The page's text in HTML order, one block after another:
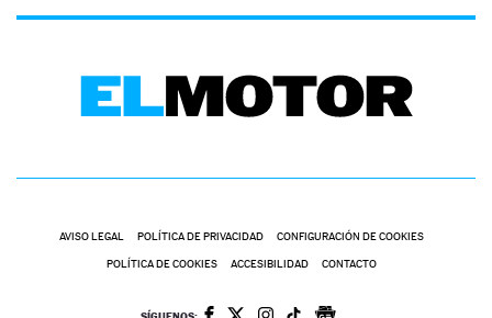
AVISO LEGAL POLÍTICA DE PRIVACIDAD CONFIGURACIÓN DE COOKIES
POLÍTICA DE COOKIES ACCESIBILIDAD CONTACTO